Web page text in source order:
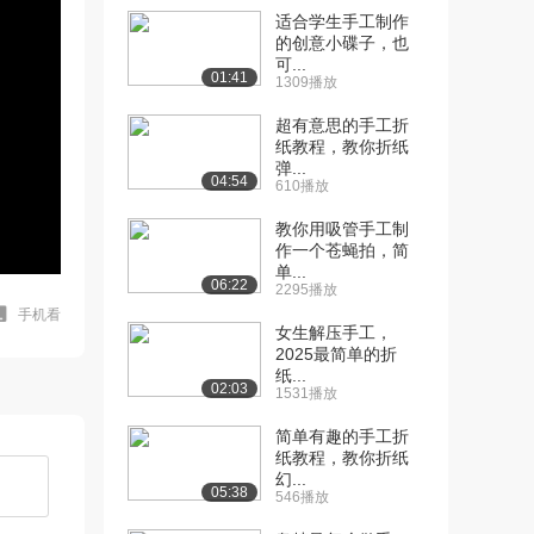
手机看
01:41
适合学生手工制作
的创意小碟子，也
可...
1309播放
04:54
超有意思的手工折
纸教程，教你折纸
弹...
610播放
06:22
教你用吸管手工制
作一个苍蝇拍，简
单...
2295播放
02:03
女生解压手工，
2025最简单的折
纸...
1531播放
05:38
简单有趣的手工折
纸教程，教你折纸
幻...
546播放